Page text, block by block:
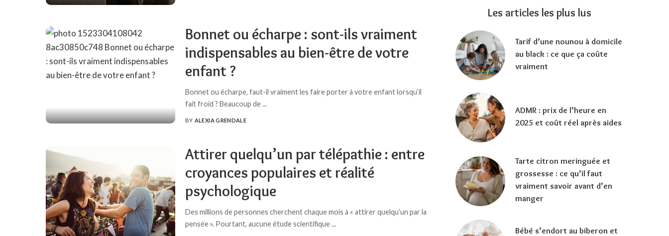
Bonnet ou écharpe : sont-ils vraiment
indispensables au bien-être de votre
enfant ?
Bonnet ou écharpe, faut-il vraiment les faire porter à votre enfant lorsqu’il
fait froid ? Beaucoup de...
POSTED
BY ALEXIA GRENDALE
Attirer quelqu’un par télépathie : entre
croyances populaires et réalité
psychologique
Des millions de personnes cherchent chaque mois à « attirer quelqu’un par la
pensée ». Pourtant, aucune étude scientifique...
Les articles les plus lus
Tarif d’une nounou à domicile
au black : ce que ça coûte
vraiment
ADMR : prix de l’heure en
2025 et coût réel après aides
Tarte citron meringuée et
grossesse : ce qu’il faut
vraiment savoir avant d’en
manger
Bébé s’endort au biberon et